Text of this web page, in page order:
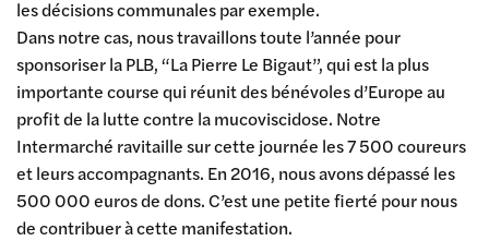
les décisions communales par exemple.
Dans notre cas, nous travaillons toute l’année pour
sponsoriser la PLB, “La Pierre Le Bigaut”, qui est la plus
importante course qui réunit des bénévoles d’Europe au
profit de la lutte contre la mucoviscidose. Notre
Intermarché ravitaille sur cette journée les 7 500 coureurs
et leurs accompagnants. En 2016, nous avons dépassé les
500 000 euros de dons. C’est une petite fierté pour nous
de contribuer à cette manifestation.